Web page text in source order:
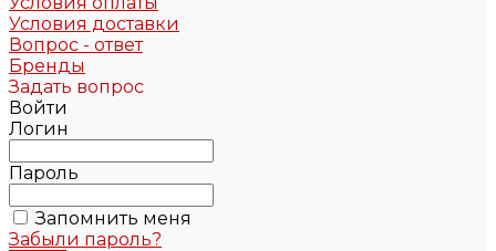
Условия доставки
Вопрос - ответ
Бренды
Задать вопрос
Войти
Логин
Пароль
Запомнить меня
Забыли пароль?